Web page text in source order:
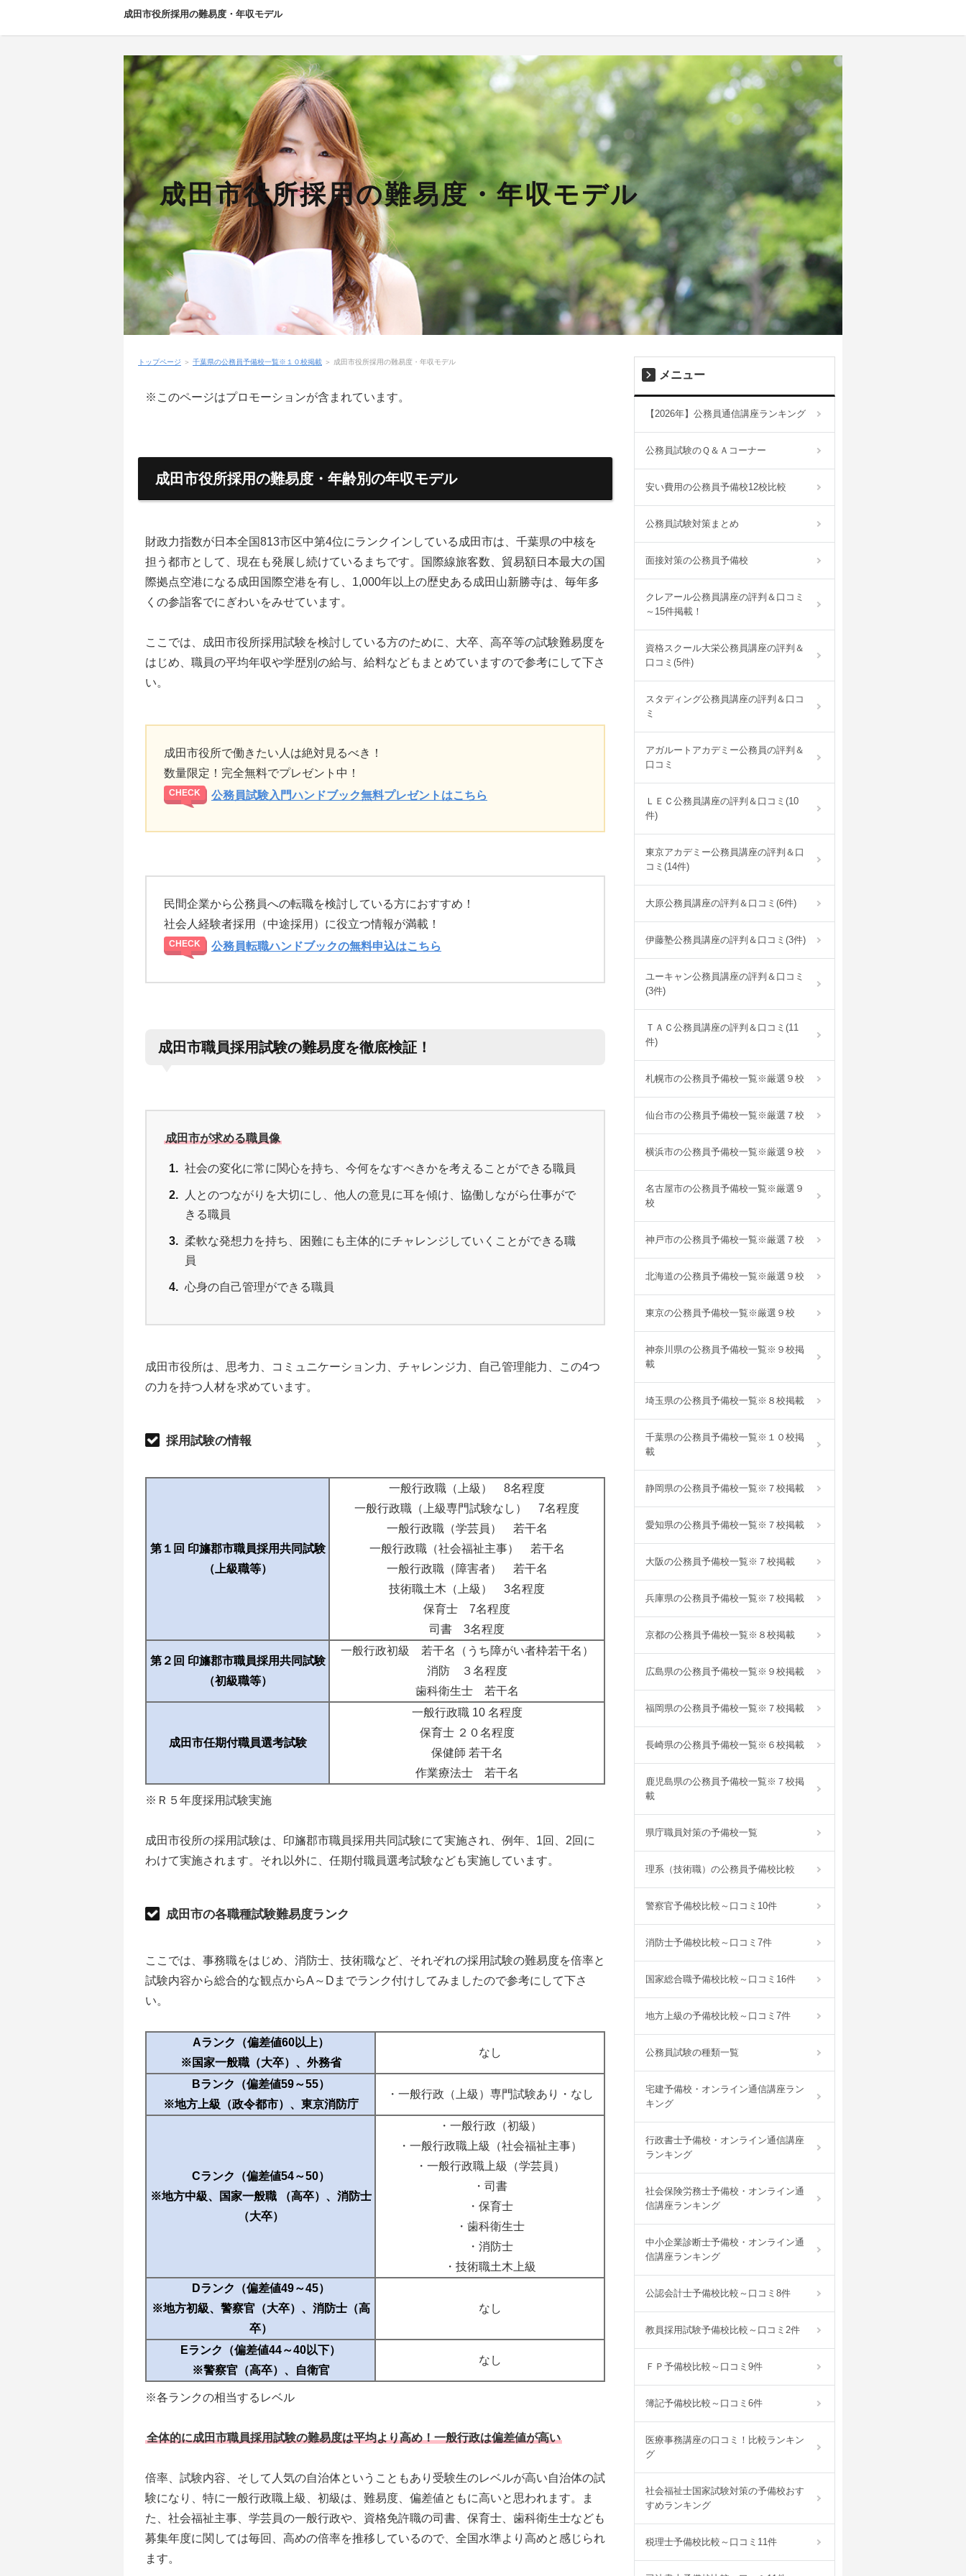
成田市役所採用の難易度・年収モデル
成田市役所採用の難易度・年収モデル
トップページ ＞ 千葉県の公務員予備校一覧※１０校掲載 ＞ 成田市役所採用の難易度・年収モデル
※このページはプロモーションが含まれています。
成田市役所採用の難易度・年齢別の年収モデル
財政力指数が日本全国813市区中第4位にランクインしている成田市は、千葉県の中核を
担う都市として、現在も発展し続けているまちです。国際線旅客数、貿易額日本最大の国
際拠点空港になる成田国際空港を有し、1,000年以上の歴史ある成田山新勝寺は、毎年多
くの参詣客でにぎわいをみせています。
ここでは、成田市役所採用試験を検討している方のために、大卒、高卒等の試験難易度を
はじめ、職員の平均年収や学歴別の給与、給料などもまとめていますので参考にして下さ
い。
成田市役所で働きたい人は絶対見るべき！
数量限定！完全無料でプレゼント中！
公務員試験入門ハンドブック無料プレゼントはこちら
民間企業から公務員への転職を検討している方におすすめ！
社会人経験者採用（中途採用）に役立つ情報が満載！
公務員転職ハンドブックの無料申込はこちら
成田市職員採用試験の難易度を徹底検証！
成田市が求める職員像
社会の変化に常に関心を持ち、今何をなすべきかを考えることができる職員
人とのつながりを大切にし、他人の意見に耳を傾け、協働しながら仕事がで
きる職員
柔軟な発想力を持ち、困難にも主体的にチャレンジしていくことができる職
員
心身の自己管理ができる職員
成田市役所は、思考力、コミュニケーション力、チャレンジ力、自己管理能力、この4つ
の力を持つ人材を求めています。
採用試験の情報
第１回 印旛郡市職員採用共同試験
（上級職等）
一般行政職（上級） 8名程度
一般行政職（上級専門試験なし） 7名程度
一般行政職（学芸員） 若干名
一般行政職（社会福祉主事） 若干名
一般行政職（障害者） 若干名
技術職土木（上級） 3名程度
保育士 7名程度
司書 3名程度
第２回 印旛郡市職員採用共同試験
（初級職等）
一般行政初級 若干名（うち障がい者枠若干名）
消防 ３名程度
歯科衛生士 若干名
成田市任期付職員選考試験
一般行政職 10 名程度
保育士 ２０名程度
保健師 若干名
作業療法士 若干名
※Ｒ５年度採用試験実施
成田市役所の採用試験は、印旛郡市職員採用共同試験にて実施され、例年、1回、2回に
わけて実施されます。それ以外に、任期付職員選考試験なども実施しています。
成田市の各職種試験難易度ランク
ここでは、事務職をはじめ、消防士、技術職など、それぞれの採用試験の難易度を倍率と
試験内容から総合的な観点からA～Dまでランク付けしてみましたので参考にして下さ
い。
Aランク（偏差値60以上）
※国家一般職（大卒）、外務省
なし
Bランク（偏差値59～55）
※地方上級（政令都市）、東京消防庁
・一般行政（上級）専門試験あり・なし
Cランク（偏差値54～50）
※地方中級、国家一般職 （高卒）、消防士
（大卒）
・一般行政（初級）
・一般行政職上級（社会福祉主事）
・一般行政職上級（学芸員）
・司書
・保育士
・歯科衛生士
・消防士
・技術職土木上級
Dランク（偏差値49～45）
※地方初級、警察官（大卒）、消防士（高
卒）
なし
Eランク（偏差値44～40以下）
※警察官（高卒）、自衛官
なし
※各ランクの相当するレベル
全体的に成田市職員採用試験の難易度は平均より高め！一般行政は偏差値が高い
倍率、試験内容、そして人気の自治体ということもあり受験生のレベルが高い自治体の試
験になり、特に一般行政職上級、初級は、難易度、偏差値ともに高いと思われます。ま
た、社会福祉主事、学芸員の一般行政や、資格免許職の司書、保育士、歯科衛生士なども
募集年度に関しては毎回、高めの倍率を推移しているので、全国水準より高めと感じられ
ます。
メニュー
【2026年】公務員通信講座ランキング
公務員試験のＱ＆Ａコーナー
安い費用の公務員予備校12校比較
公務員試験対策まとめ
面接対策の公務員予備校
クレアール公務員講座の評判＆口コミ
～15件掲載！
資格スクール大栄公務員講座の評判＆
口コミ(5件)
スタディング公務員講座の評判＆口コ
ミ
アガルートアカデミー公務員の評判＆
口コミ
ＬＥＣ公務員講座の評判＆口コミ(10
件)
東京アカデミー公務員講座の評判＆口
コミ(14件)
大原公務員講座の評判＆口コミ(6件)
伊藤塾公務員講座の評判＆口コミ(3件)
ユーキャン公務員講座の評判＆口コミ
(3件)
ＴＡＣ公務員講座の評判＆口コミ(11
件)
札幌市の公務員予備校一覧※厳選９校
仙台市の公務員予備校一覧※厳選７校
横浜市の公務員予備校一覧※厳選９校
名古屋市の公務員予備校一覧※厳選９
校
神戸市の公務員予備校一覧※厳選７校
北海道の公務員予備校一覧※厳選９校
東京の公務員予備校一覧※厳選９校
神奈川県の公務員予備校一覧※９校掲
載
埼玉県の公務員予備校一覧※８校掲載
千葉県の公務員予備校一覧※１０校掲
載
静岡県の公務員予備校一覧※７校掲載
愛知県の公務員予備校一覧※７校掲載
大阪の公務員予備校一覧※７校掲載
兵庫県の公務員予備校一覧※７校掲載
京都の公務員予備校一覧※８校掲載
広島県の公務員予備校一覧※９校掲載
福岡県の公務員予備校一覧※７校掲載
長崎県の公務員予備校一覧※６校掲載
鹿児島県の公務員予備校一覧※７校掲
載
県庁職員対策の予備校一覧
理系（技術職）の公務員予備校比較
警察官予備校比較～口コミ10件
消防士予備校比較～口コミ7件
国家総合職予備校比較～口コミ16件
地方上級の予備校比較～口コミ7件
公務員試験の種類一覧
宅建予備校・オンライン通信講座ラン
キング
行政書士予備校・オンライン通信講座
ランキング
社会保険労務士予備校・オンライン通
信講座ランキング
中小企業診断士予備校・オンライン通
信講座ランキング
公認会計士予備校比較～口コミ8件
教員採用試験予備校比較～口コミ2件
ＦＰ予備校比較～口コミ9件
簿記予備校比較～口コミ6件
医療事務講座の口コミ！比較ランキン
グ
社会福祉士国家試験対策の予備校おす
すめランキング
税理士予備校比較～口コミ11件